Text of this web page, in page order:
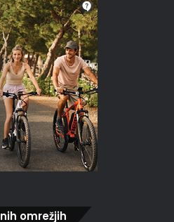
omrežjih